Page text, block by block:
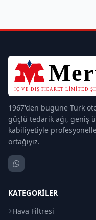
1967'den bugüne Türk
güçlü tedarik ağı, geniş
kabiliyetiyle
ortağıyız.
KATEGORILER
Hava Filtresi